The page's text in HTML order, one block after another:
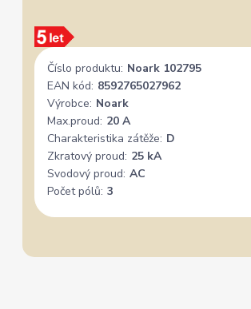
Číslo produktu: Noark 102795
EAN kód: 8592765027962
Výrobce: Noark
Max.proud: 20 A
Charakteristika zátěže: D
Zkratový proud: 25 kA
Svodový proud: AC
Počet pólů: 3